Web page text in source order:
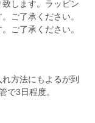
します。ラッピン
ご了承ください。
ご了承ください。
方法にもよるが到
で3日程度。